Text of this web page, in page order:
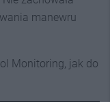
manewru
Monitoring, jak do